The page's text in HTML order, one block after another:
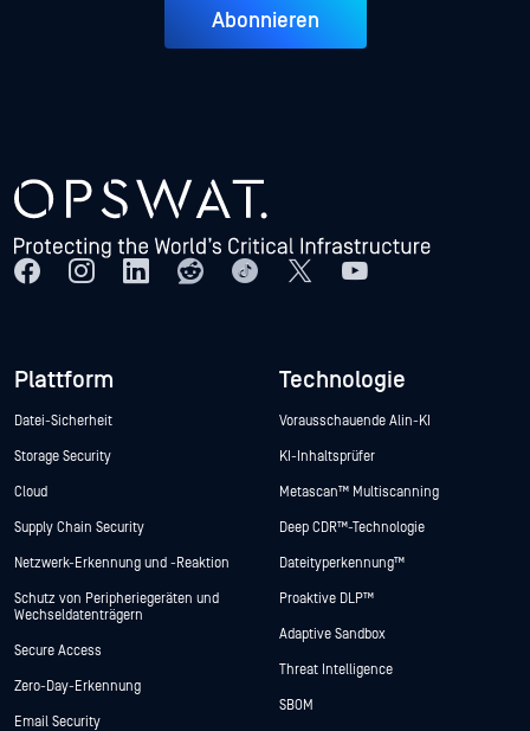
Abonnieren
Plattform
Datei-Sicherheit
Storage Security
Cloud
Supply Chain Security
Netzwerk-Erkennung und -Reaktion
Schutz von Peripheriegeräten und
Wechseldatenträgern
Secure Access
Zero-Day-Erkennung
Email Security
Technologie
Vorausschauende Alin-KI
KI-Inhaltsprüfer
Metascan™ Multiscanning
Deep CDR™-Technologie
Dateityperkennung™
Proaktive DLP™
Adaptive Sandbox
Threat Intelligence
SBOM